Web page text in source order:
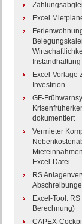
Excel
Excel-Vorlage
Investition
GF-
dokumentiert
Vermieter
Excel-Datei
RS
Excel-Tool:
Berechnung)
CAPEX-